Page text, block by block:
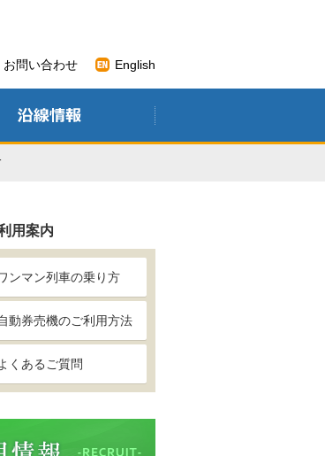
お問い合わせ English
用案内
ンマン列車の乗り方
動券売機のご利用方法
くあるご質問